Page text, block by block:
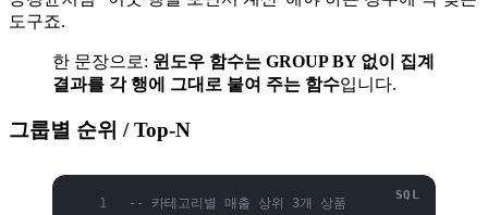
도구죠.
한 문장으로: 윈도우 함수는 GROUP BY 없이 집계
결과를 각 행에 그대로 붙여 주는 함수입니다.
그룹별 순위 / Top-N
-- 카테고리별 매출 상위 3개 상품